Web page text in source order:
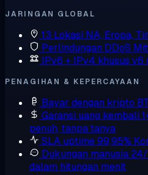
JARINGAN GLOBAL
13 Lokasi NA, Eropa,
Perlindungan DDoS
IPv6 + IPv4 khusus v6
PENAGIHAN & KEPERCAYAAN
Bayar dengan kripto
Garansi uang kembali
penuh, tanpa tanya
SLA uptime 99,95%
Dukungan manusia
dalam hitungan menit